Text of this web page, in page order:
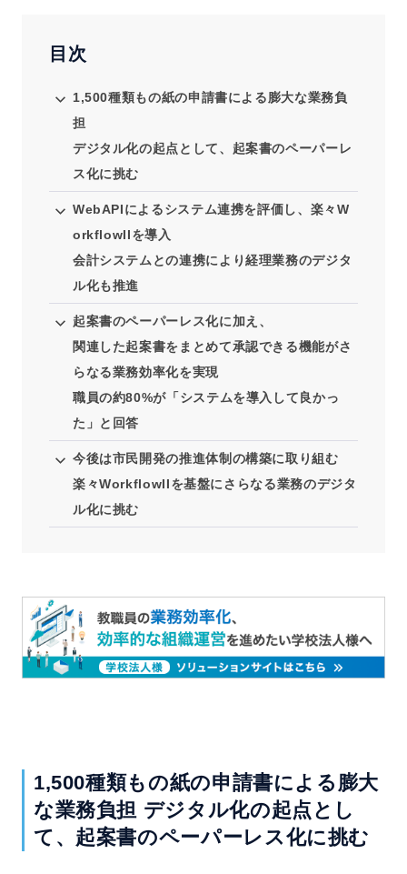
目次
1,500種類もの紙の申請書による膨大な業務負
担
デジタル化の起点として、起案書のペーパーレ
ス化に挑む
WebAPIによるシステム連携を評価し、楽々W
orkflowIIを導入
会計システムとの連携により経理業務のデジタ
ル化も推進
起案書のペーパーレス化に加え、
関連した起案書をまとめて承認できる機能がさ
らなる業務効率化を実現
職員の約80%が「システムを導入して良かっ
た」と回答
今後は市民開発の推進体制の構築に取り組む
楽々WorkflowIIを基盤にさらなる業務のデジタ
ル化に挑む
1,500種類もの紙の申請書による膨大
な業務負担 デジタル化の起点とし
て、起案書のペーパーレス化に挑む